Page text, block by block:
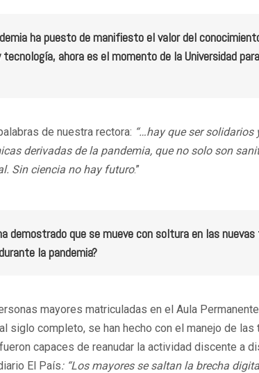
ha puesto de manifiesto el valor del
ahora es el momento de la Universidad
de nuestra rectora: “…hay que ser
derivadas de la pandemia, que no solo son
Sin ciencia no hay futuro.”
demostrado que se mueve con soltura en las
la pandemia?
mayores matriculadas en el Aula
siglo completo, se han hecho con el manejo de
capaces de reanudar la actividad discente a
El País: “Los mayores se saltan la brecha